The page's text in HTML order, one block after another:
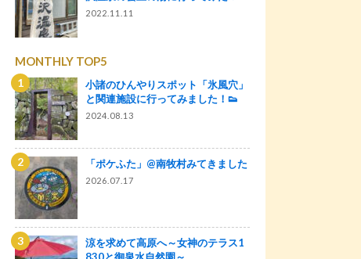
2022.11.11
MONTHLY TOP5
小諸のひんやりスポット「氷風穴」
と関連施設に行ってみました！👟
2024.08.13
「ポケふた」@南牧村みてきました
2026.07.17
涼を求めて高原へ～女神のテラス1